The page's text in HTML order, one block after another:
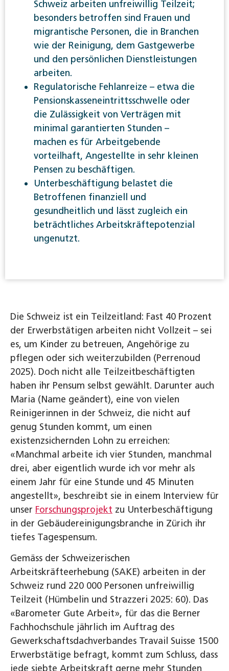
Schweiz arbeiten unfreiwillig Teilzeit;
besonders betroffen sind Frauen und
migrantische Personen, die in Branchen
wie der Reinigung, dem Gastgewerbe
und den persönlichen Dienstleistungen
arbeiten.
Regulatorische Fehlanreize – etwa die
Pensionskasseneintrittsschwelle oder
die Zulässigkeit von Verträgen mit
minimal garantierten Stunden –
machen es für Arbeitgebende
vorteilhaft, Angestellte in sehr kleinen
Pensen zu beschäftigen.
Unterbeschäftigung belastet die
Betroffenen finanziell und
gesundheitlich und lässt zugleich ein
beträchtliches Arbeitskräftepotenzial
ungenutzt.
Die Schweiz ist ein Teilzeitland: Fast 40 Prozent
der Erwerbstätigen arbeiten nicht Vollzeit – sei
es, um Kinder zu betreuen, Angehörige zu
pflegen oder sich weiterzubilden (Perrenoud
2025). Doch nicht alle Teilzeitbeschäftigten
haben ihr Pensum selbst gewählt. Darunter auch
Maria (Name geändert), eine von vielen
Reinigerinnen in der Schweiz, die nicht auf
genug Stunden kommt, um einen
existenzsichernden Lohn zu erreichen:
«Manchmal arbeite ich vier Stunden, manchmal
drei, aber eigentlich wurde ich vor mehr als
einem Jahr für eine Stunde und 45 Minuten
angestellt», beschreibt sie in einem Interview für
unser Forschungsprojekt zu Unterbeschäftigung
in der Gebäudereinigungsbranche in Zürich ihr
tiefes Tagespensum.
Gemäss der Schweizerischen
Arbeitskräfteerhebung (SAKE) arbeiten in der
Schweiz rund 220 000 Personen unfreiwillig
Teilzeit (Hümbelin und Strazzeri 2025: 60). Das
«Barometer Gute Arbeit», für das die Berner
Fachhochschule jährlich im Auftrag des
Gewerkschaftsdachverbandes Travail Suisse 1500
Erwerbstätige befragt, kommt zum Schluss, dass
jede siebte Arbeitskraft gerne mehr Stunden